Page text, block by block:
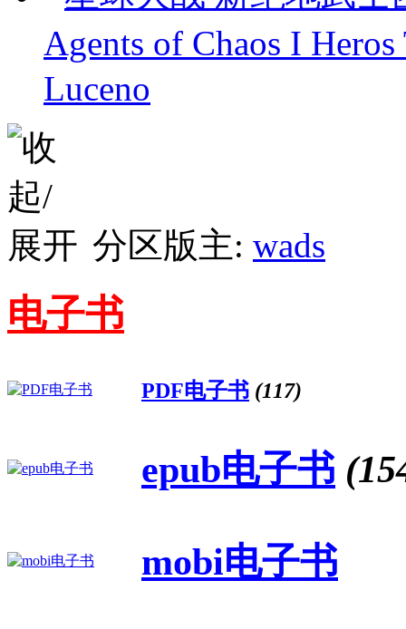
Agents of Chaos I
Luceno
分区版主: wads
电子书
PDF电子书 (117)
epub电子书
mobi电子书